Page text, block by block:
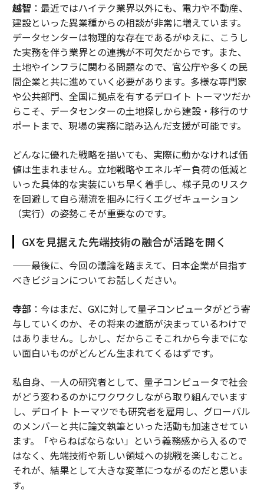
越智 ：最近ではハイテク業界以外にも、電力や不動産、
建設といった異業種からの相談が非常に増えています。
データセンターは物理的な存在であるがゆえに、こうし
た実務を伴う業界との連携が不可欠だからです。また、
土地やインフラに関わる問題なので、官公庁や多くの民
間企業と共に進めていく必要があります。多様な専門家
や公共部門、全国に拠点を有するデロイト トーマツだか
らこそ、データセンターの土地探しから建設・移行のサ
ポートまで、現場の実務に踏み込んだ支援が可能です。
どんなに優れた戦略を描いても、実際に動かなければ価
値は生まれません。立地戦略やエネルギー負荷の低減と
いった具体的な実装にいち早く着手し、様子見のリスク
を回避して自ら潮流を掴みに行くエグゼキューション
（実行）の姿勢こそが重要なのです。
GXを見据えた先端技術の融合が活路を開く
——最後に、今回の議論を踏まえて、日本企業が目指す
べきビジョンについてお話しください。
寺部 ：今はまだ、GXに対して量子コンピュータがどう寄
与していくのか、その将来の道筋が決まっているわけで
はありません。しかし、だからこそこれから今までにな
い面白いものがどんどん生まれてくるはずです。
私自身、一人の研究者として、量子コンピュータで社会
がどう変わるのかにワクワクしながら取り組んでいます
し、デロイト トーマツでも研究者を雇用し、グローバル
のメンバーと共に論文執筆といった活動も加速させてい
ます。「やらねばならない」という義務感から入るので
はなく、先端技術や新しい領域への挑戦を楽しむこと。
それが、結果として大きな変革につながるのだと思いま
す。